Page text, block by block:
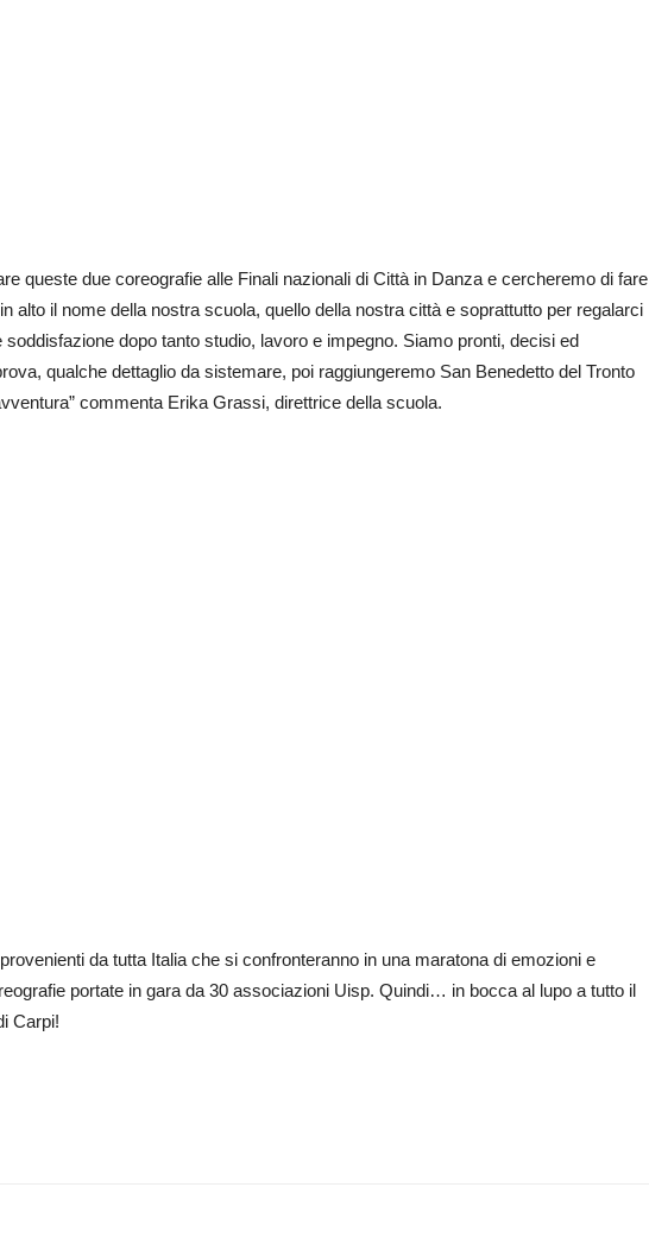
queste due coreografie alle Finali nazionali di Città in Danza e cercheremo di fare
alto il nome della nostra scuola, quello della nostra città e soprattutto per regalarci
soddisfazione dopo tanto studio, lavoro e impegno. Siamo pronti, decisi ed
qualche dettaglio da sistemare, poi raggiungeremo San Benedetto del Tronto
commenta Erika Grassi, direttrice della scuola.
da tutta Italia che si confronteranno in una maratona di emozioni e
portate in gara da 30 associazioni Uisp. Quindi… in bocca al lupo a tutto il
Carpi!